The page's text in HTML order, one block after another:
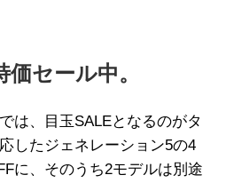
セール中。
は、目玉SALEとなるのがタ
したジェネレーション5の4
に、そのうち2モデルは別途